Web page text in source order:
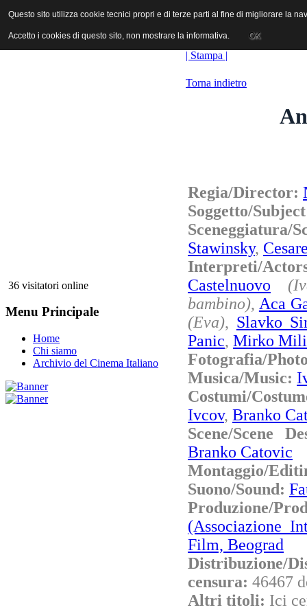
ANICA | Associazione Nazionale Industrie Cinematografiche
36 visitatori online
Menu Principale
Home
Chi siamo
Archivio del Cinema Italiano
| Stampa |
Torna indietro
Regia/Director:
Soggetto/
Sceneggiatura/
Stawinsky,
Interpreti/
Castelnuovo
bambino), Aca
(Eva), Slavko
Panic, Mirko
Fotografia/
Musica/Music:
Costumi/
Ivcov, Branko
Scene/Scene
Branko Catovic
Montaggio/
Suono/Sound:
Produzione/
(Associazione
Film, Beograd
Distribuzione/
censura: 46467
Altri titoli: Ici
Questo sito utilizza cookie tecnici propri e di terze parti al fine di migliorare la
Accetto i cookies di questo sito, non mostrare la informativa. OK
Questo sito utilizza cookie tecnici propri e di terze parti al fine di migliorare la
Accetto i cookies di questo sito, non mostrare la informativa. OK